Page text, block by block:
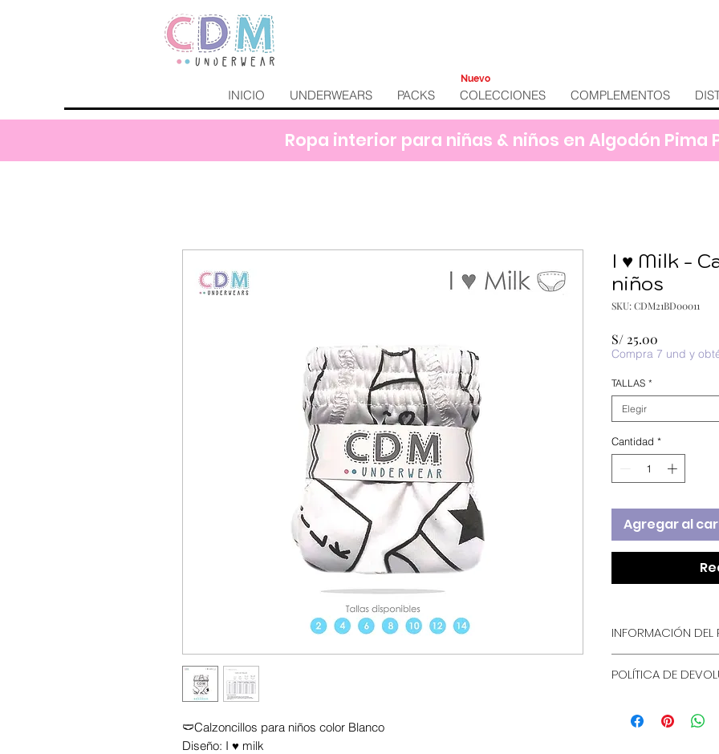
Nuevo
Ropa interior para niñas & niños en Algodón Pima
INICIO UNDERWEARS PACKS COLECCIONES COMPLEMENTOS
🩲Calzoncillos para niños color Blanco
Diseño: I ♥ milk
I ♥ Milk -
niños
SKU: CDM21BD00011
S/ 25.00
Compra 7 und y
TALLAS *
Elegir
Cantidad *
Agregar al
INFORMACIÓN
Es un gran lugar
instrucciones de
un buen espacio
POLÍTICA DE
un gran lugar